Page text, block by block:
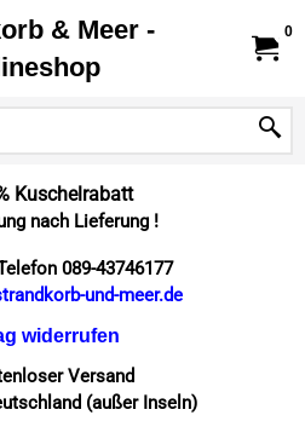
& Meer -
0
Kuschelrabatt
nach Lieferung !
089-43746177
und-meer.de
widerrufen
Versand
(außer Inseln)